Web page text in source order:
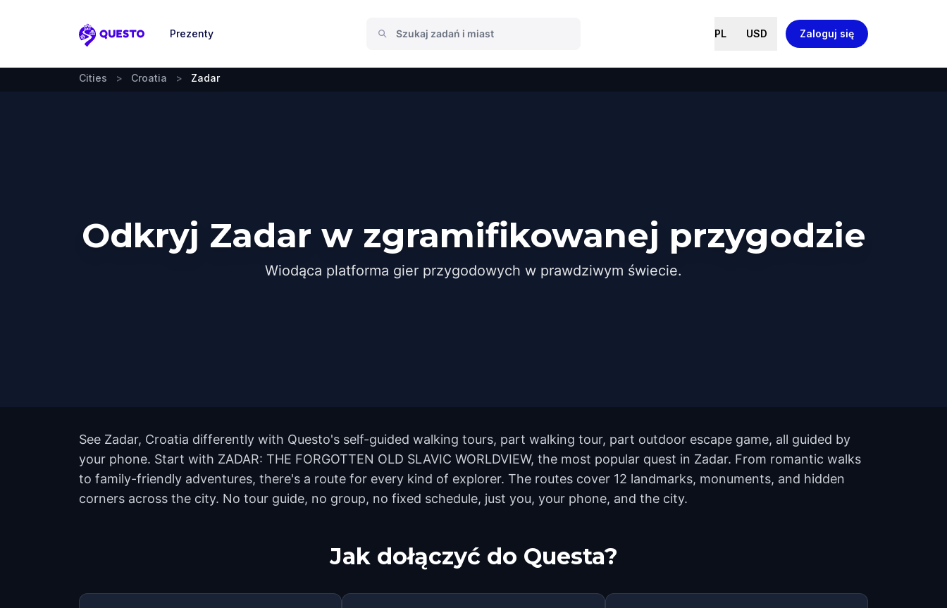
Questo
Prezenty PL USD Zaloguj się
Cities > Croatia > Zadar
Odkryj Zadar w zgramifikowanej przygodzie
Wiodąca platforma gier przygodowych w prawdziwym świecie.
See Zadar, Croatia differently with Questo's self-guided walking tours, part walking tour, part outdoor escape game, all guided by
your phone. Start with ZADAR: THE FORGOTTEN OLD SLAVIC WORLDVIEW, the most popular quest in Zadar. From romantic walks
to family-friendly adventures, there's a route for every kind of explorer. The routes cover 12 landmarks, monuments, and hidden
corners across the city. No tour guide, no group, no fixed schedule, just you, your phone, and the city.
Jak dołączyć do Questa?